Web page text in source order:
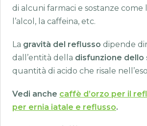
di alcuni farmaci e sostanze come
l’alcol, la caffeina, etc.
La gravità del reflusso dipende
dall’entità della disfunzione dello
quantità di acido che risale
Vedi anche caffè d’orzo per il
per ernia iatale e reflusso.